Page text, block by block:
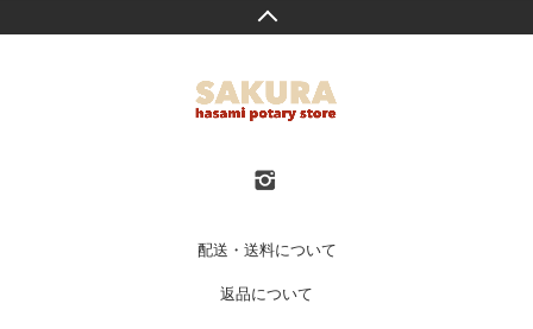
配送・送料について
返品について